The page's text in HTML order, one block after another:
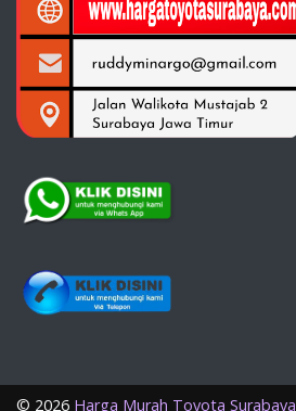
© 2026 Harga Murah Toyota Surabaya